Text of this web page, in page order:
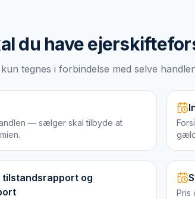
du have
tegnes i forbindelse med selve
— sælger skal tilbyde at
og
Pris